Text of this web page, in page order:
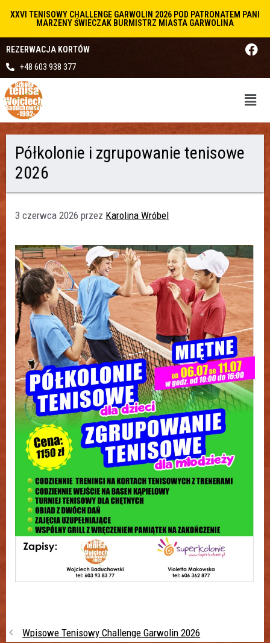
XXVI TENISOWY CHALLENGE GARWOLIN 2026 POD PATRONATEM PANI
MARZENY ŚWIECZAK BURMISTRZ MIASTA GARWOLINA
REZERWACJA KORTÓW
+48 603 938 377
Półkolonie i zgrupowanie tenisowe
2026
3 czerwca 2026 przez Karolina Wróbel
Wpisowe Tenisowy Challenge Garwolin 2026